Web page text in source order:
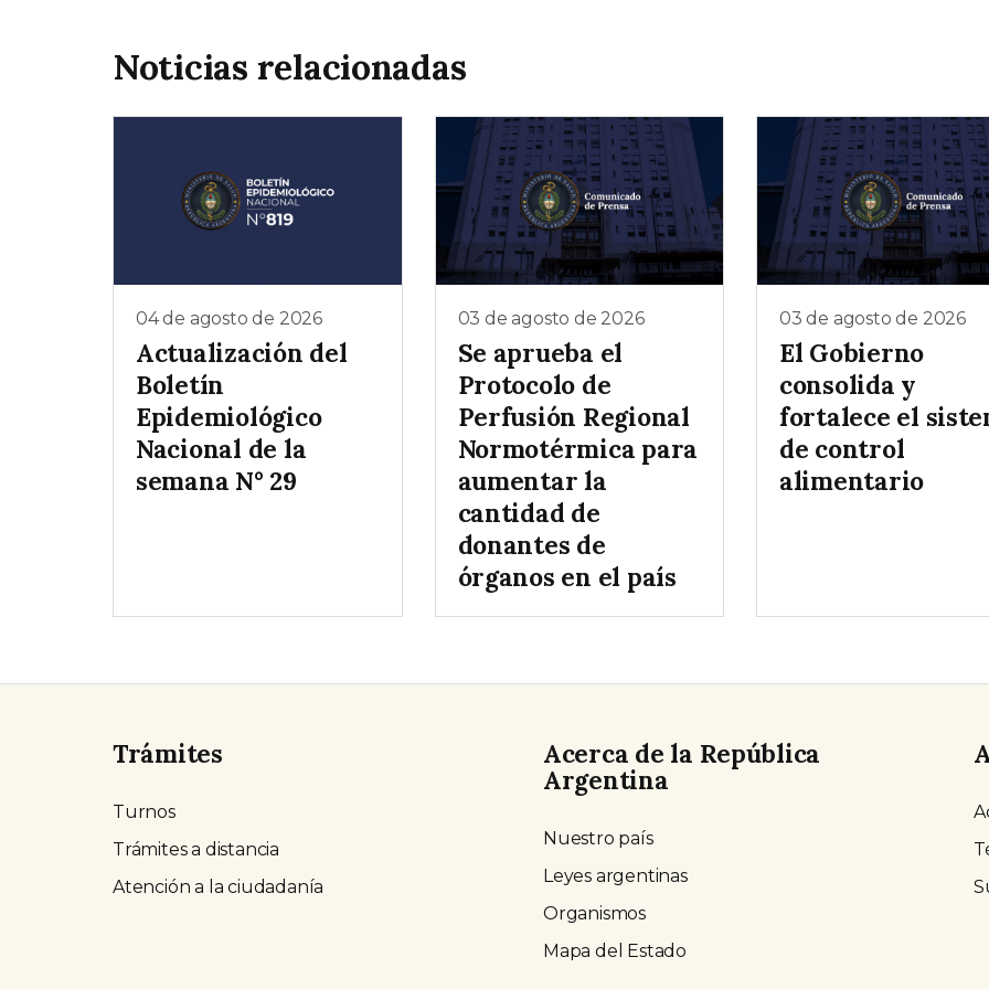
Noticias relacionadas
04 de agosto de 2026
Actualización del
Boletín
Epidemiológico
Nacional de la
semana N° 29
03 de agosto de 2026
Se aprueba el
Protocolo de
Perfusión Regional
Normotérmica para
aumentar la
cantidad de
donantes de
órganos en el país
03 de agosto de 2026
El Gobierno
consolida y
fortalece el
de control
alimentario
Trámites
Turnos
Trámites a distancia
Atención a la ciudadanía
Acerca de la República
Argentina
Nuestro país
Leyes argentinas
Organismos
Mapa del Estado